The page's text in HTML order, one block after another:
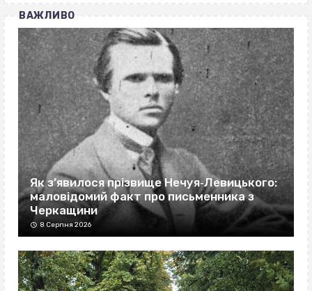
ВАЖЛИВО
Як з’явилося прізвище Нечуя‐Левицького:
маловідомий факт про письменника з
Черкащини
8 Серпня 2026